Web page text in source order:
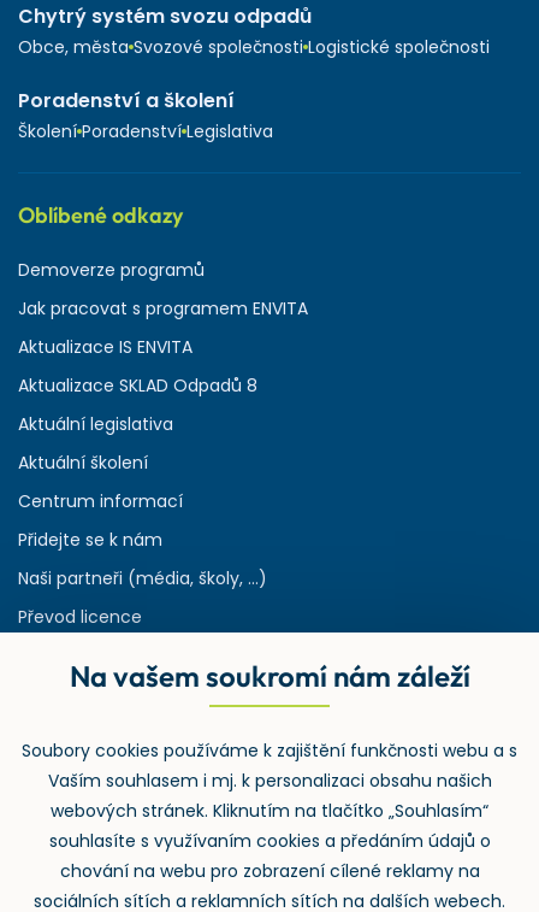
Chytrý systém svozu odpadů
Obce, města Svozové společnosti Logistické společnosti
Poradenství a školení
Školení Poradenství Legislativa
Oblíbené odkazy
Demoverze programů
Jak pracovat s programem ENVITA
Aktualizace IS ENVITA
Aktualizace SKLAD Odpadů 8
Aktuální legislativa
Aktuální školení
Centrum informací
Přidejte se k nám
Naši partneři (média, školy, ...)
Převod licence
Rejstřík používaných zkratek v odpadech
Zpětný odběr
Na vašem soukromí nám záleží
Soubory cookies používáme k zajištění funkčnosti webu a s
Vaším souhlasem i mj. k personalizaci obsahu našich
webových stránek. Kliknutím na tlačítko „Souhlasím“
souhlasíte s využívaním cookies a předáním údajů o
chování na webu pro zobrazení cílené reklamy na
sociálních sítích a reklamních sítích na dalších webech.